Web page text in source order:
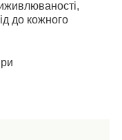
до кожного